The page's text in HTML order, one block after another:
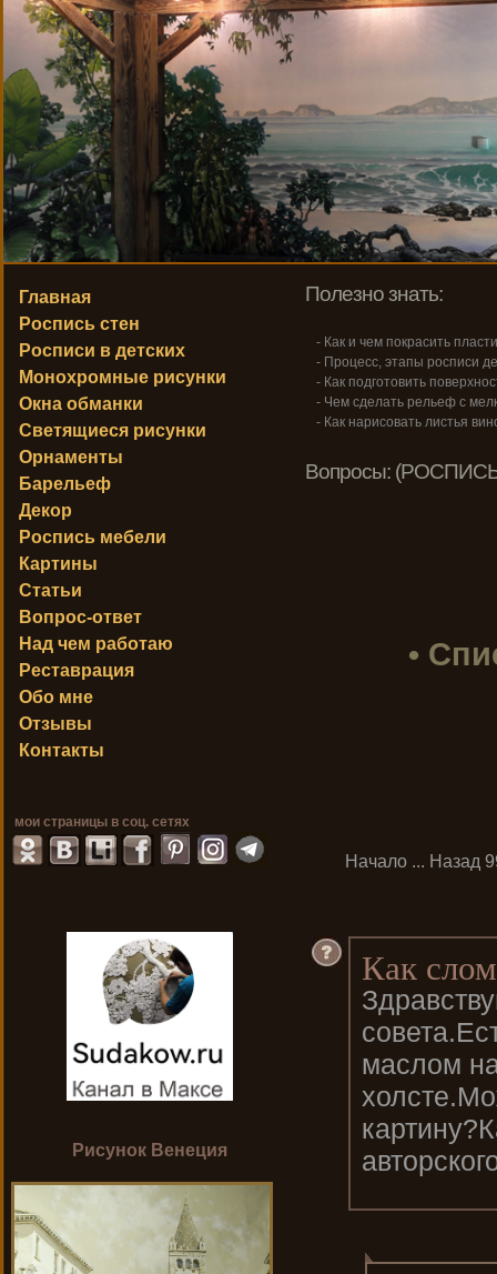
Полезно знать:
- Как и чем покрасить
- Процесс, этапы росписи
- Как подготовить
- Чем сделать рельеф с
- Как нарисовать листья
Вопросы:
•
Начало ... Назад
Как
маслом
Главная
Роспись стен
Росписи в детских
Монохромные рисунки
Окна обманки
Светящиеся рисунки
Орнаменты
Барельеф
Декор
Роспись мебели
Картины
Статьи
Вопрос-ответ
Над чем работаю
Реставрация
Обо мне
Отзывы
Контакты
мои страницы в соц. сетях
Рисунок Венеция